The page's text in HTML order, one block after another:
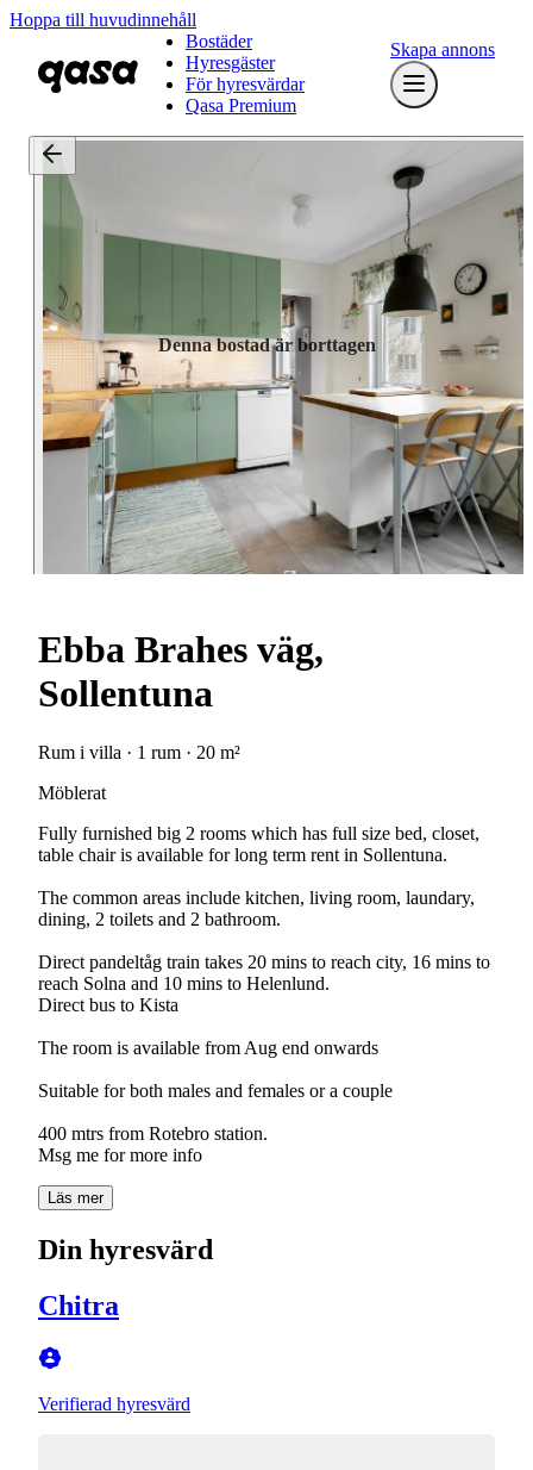
Hoppa till huvudinnehåll
Bostäder
Hyresgäster
För hyresvärdar
Qasa Premium
Skapa annons
Denna bostad är borttagen
Ebba Brahes väg,
Sollentuna
Rum i villa · 1 rum · 20 m²
Möblerat
Fully furnished big 2 rooms which has full size bed, closet,
table chair is available for long term rent in Sollentuna.
The common areas include kitchen, living room, laundary,
dining, 2 toilets and 2 bathroom.
Direct pandeltåg train takes 20 mins to reach city, 16 mins to
reach Solna and 10 mins to Helenlund.
Direct bus to Kista
The room is available from Aug end onwards
Suitable for both males and females or a couple
400 mtrs from Rotebro station.
Msg me for more info
Läs mer
Din hyresvärd
Chitra
Verifierad hyresvärd